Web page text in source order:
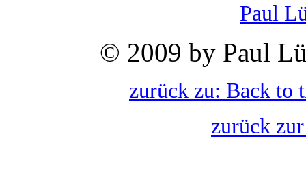
Paul
© 2009 by Paul
zurück zu: Back to
zurück